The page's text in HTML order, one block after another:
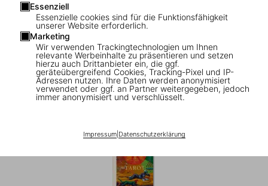
Essenziell
Essenzielle cookies sind für die Funktionsfähigkeit
unserer Website erforderlich.
Marketing
Wir verwenden Trackingtechnologien um Ihnen
relevante Werbeinhalte zu präsentieren und setzen
hierzu auch Drittanbieter ein, die ggf.
geräteübergreifend Cookies, Tracking-Pixel und IP-
Adressen nutzen. Ihre Daten werden anonymisiert
verwendet oder ggf. an Partner weitergegeben, jedoch
immer anonymisiert und verschlüsselt.
Impressum| Datenschutzerklärung
1/9
Astrology. The Library of Esoterica
Auch erhältlich: